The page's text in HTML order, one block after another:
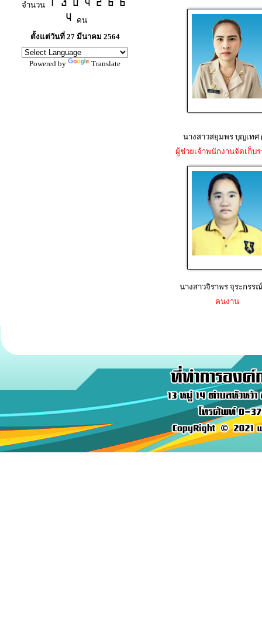
จำนวน
คน
ตั้งแต่วันที่ 27 มีนาคม 2564
Powered by Translate
นางสาวสยุมพร บุญเทศ
ผู้ช่วยเจ้าพนักงานจัดเก็บ
นางสาวจิราพร จุระกรร
คนงาน